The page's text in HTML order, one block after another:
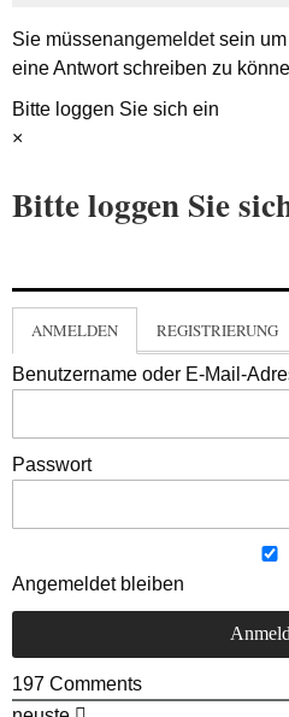
Sie müssenangemeldetsein um
eine Antwort schreiben zu
Bitte loggen Sie sich ein
×
Bitte loggen Sie
ANMELDEN REGISTRIERUNG
Benutzername oder E-Mail-
Passwort
Angemeldet bleiben
197 Comments